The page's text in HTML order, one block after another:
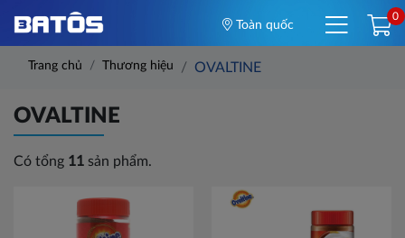
Toàn quốc
0
Trang chủ Thương hiệu OVALTINE
OVALTINE
Có tổng 11 sản phẩm.